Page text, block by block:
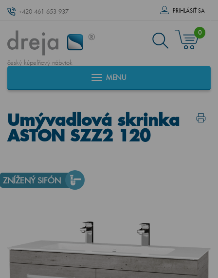
+420 461 653 937 PRIHLÁSIŤ SA
český kúpeľňový nábytok
0
MENU
Umývadlová skrinka
ASTON SZZ2 120
ZNÍŽENÝ SIFÓN